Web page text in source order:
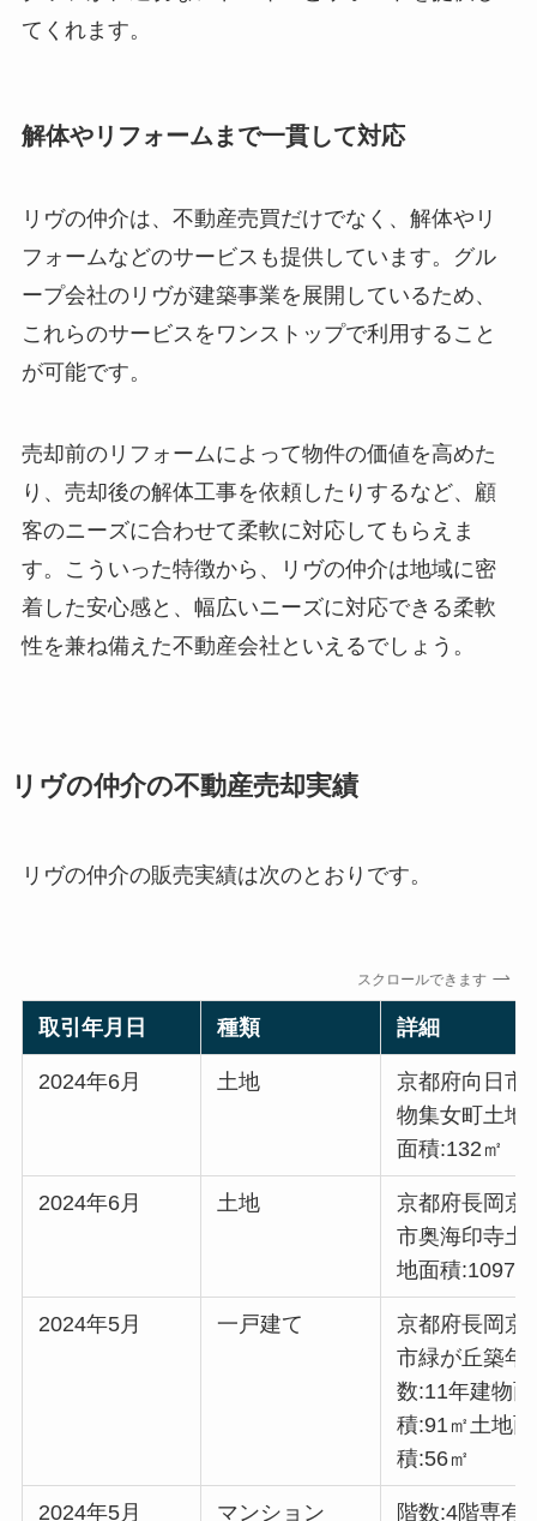
てくれます。
解体やリフォームまで一貫して対応
リヴの仲介は、不動産売買だけでなく、解体やリ
フォームなどのサービスも提供しています。グル
ープ会社のリヴが建築事業を展開しているため、
これらのサービスをワンストップで利用すること
が可能です。
売却前のリフォームによって物件の価値を高めた
り、売却後の解体工事を依頼したりするなど、顧
客のニーズに合わせて柔軟に対応してもらえま
す。こういった特徴から、リヴの仲介は地域に密
着した安心感と、幅広いニーズに対応できる柔軟
性を兼ね備えた不動産会社といえるでしょう。
リヴの仲介の不動産売却実績
リヴの仲介の販売実績は次のとおりです。
スクロールできます
取引年月日 種類 詳細
2024年6月 土地
京都府向日市
物集女町土地
面積:132㎡
2024年6月 土地
京都府長岡京
市奥海印寺土
地面積:1097㎡
2024年5月 一戸建て
京都府長岡京
市緑が丘築年
数:11年建物面
積:91㎡土地面
積:56㎡
2024年5月 マンション
階数:4階専有